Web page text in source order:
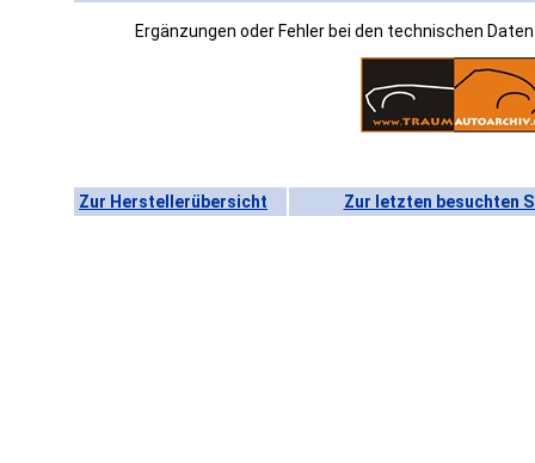
Ergänzungen oder Fehler bei den technischen
Zur Herstellerübersicht Zur letzten besuchten